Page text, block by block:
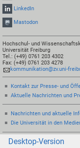
LinkedIn
Mastodon
Hochschul- und
Universität Freiburg
Tel.: (+49) 0761 203 4302
Fax: (+49) 0761 203 4278
kommunikation@zv.uni-
Kontakt zur Presse- und
Aktuelle Nachrichten und
Nachrichten und aktuelle
Die Universität in den
Desktop-Version